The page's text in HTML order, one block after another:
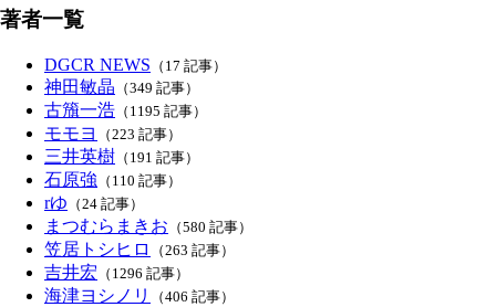
著者一覧
DGCR NEWS （17 記事）
神田敏晶 （349 記事）
古籏一浩 （1195 記事）
モモヨ （223 記事）
三井英樹 （191 記事）
石原強 （110 記事）
rゆ （24 記事）
まつむらまきお （580 記事）
笠居トシヒロ （263 記事）
吉井宏 （1296 記事）
海津ヨシノリ （406 記事）